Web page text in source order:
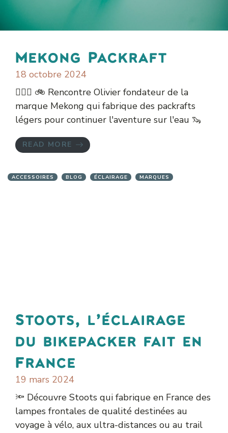
Mekong Packraft
18 octobre 2024
🚣🏻‍♂️ 🚲 Rencontre Olivier fondateur de la
marque Mekong qui fabrique des packrafts
légers pour continuer l'aventure sur l'eau 🦦
READ MORE
ACCESSOIRES BLOG ÉCLAIRAGE MARQUES
Stoots, l’éclairage
du bikepacker fait en
France
19 mars 2024
🔦 Découvre Stoots qui fabrique en France des
lampes frontales de qualité destinées au
voyage à vélo, aux ultra-distances ou au trail